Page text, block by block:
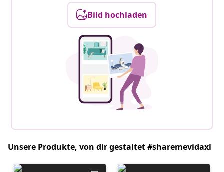
Bild hochladen
Unsere Produkte, von dir gestaltet #sharemevidaxl